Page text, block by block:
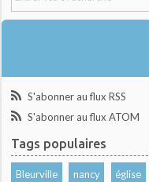
S'abonner au flux RSS
S'abonner au flux ATOM
Tags populaires
Bleurville nancy église